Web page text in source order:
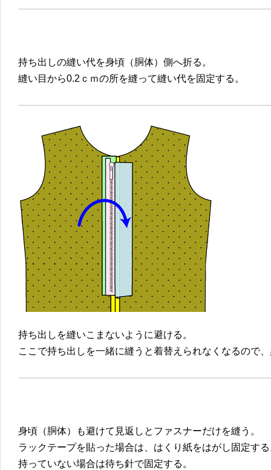
持ち出しの縫い代を身頃（胴体）側へ折る。
縫い目から0.2ｃｍの所を縫って縫い代を固定する。
持ち出しを縫いこまないように避ける。
ここで持ち出しを一緒に縫うと着替えられなくなるので
身頃（胴体）も避けて見返しとファスナーだけを縫う。
ラックテープを貼った場合は、はくり紙をはがし固定す
持っていない場合は待ち針で固定する。